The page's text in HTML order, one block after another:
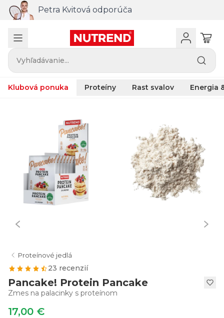
nákupu nad 100 €
Vyhľadávanie...
Klubová ponuka Proteíny Rast svalov Energia
Proteínové jedlá
23 recenzií
Pancake! Protein Pancake
Zmes na palacinky s proteínom
17,00 €